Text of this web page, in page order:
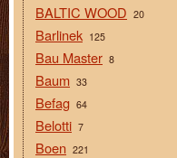
BALTIC WOOD 20
Barlinek 125
Bau Master 8
Baum 33
Befag 64
Belotti 7
Boen 221